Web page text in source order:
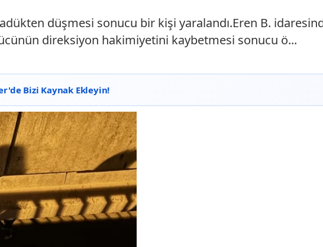
düşmesi sonucu bir kişi yaralandı.Eren B.
direksiyon hakimiyetini kaybetmesi sonucu ö...
Bizi Kaynak Ekleyin!